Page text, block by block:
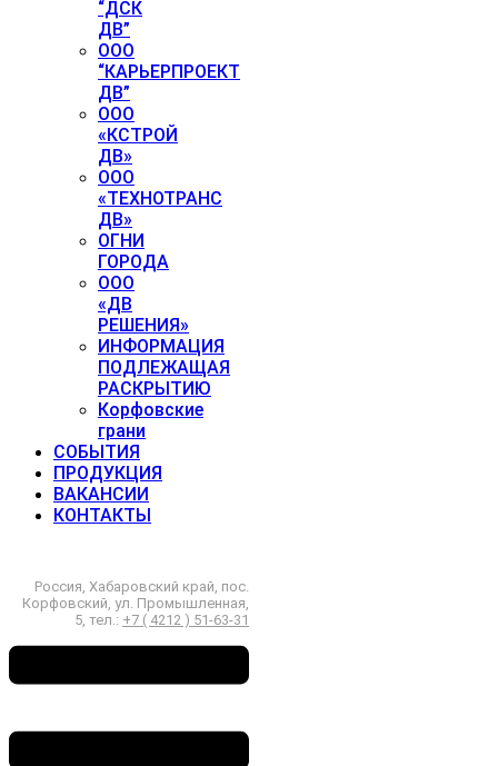
“ДСК
ДВ”
ООО
“КАРЬЕРПРОЕКТ
ДВ”
ООО
«КСТРОЙ
ДВ»
ООО
«ТЕХНОТРАНС
ДВ»
ОГНИ
ГОРОДА
ООО
«ДВ
РЕШЕНИЯ»
ИНФОРМАЦИЯ
ПОДЛЕЖАЩАЯ
РАСКРЫТИЮ
Корфовские
грани
СОБЫТИЯ
ПРОДУКЦИЯ
ВАКАНСИИ
КОНТАКТЫ
Россия, Хабаровский край, пос.
Корфовский, ул. Промышленная,
5, тел.: +7 ( 4212 ) 51-63-31